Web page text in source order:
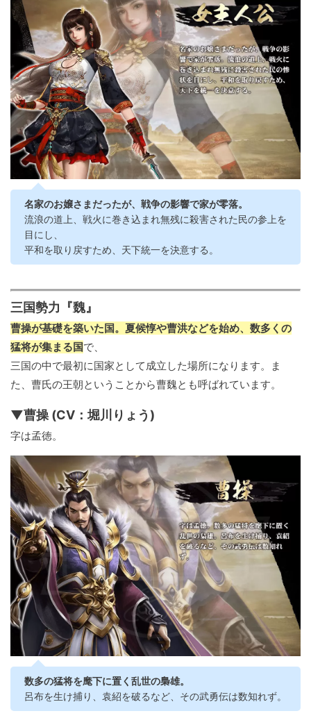
名家のお嬢さまだったが、戦争の影響で家が零落。
流浪の道上、戦火に巻き込まれ無残に殺害された民の参上を
目にし、
平和を取り戻すため、天下統一を決意する。
三国勢力『魏』
曹操が基礎を築いた国。夏候惇や曹洪などを始め、数多くの
猛将が集まる国で、
三国の中で最初に国家として成立した場所になります。ま
た、曹氏の王朝ということから曹魏とも呼ばれています。
▼曹操 (CV：堀川りょう)
字は孟徳。
数多の猛将を麾下に置く乱世の梟雄。
呂布を生け捕り、袁紹を破るなど、その武勇伝は数知れず。